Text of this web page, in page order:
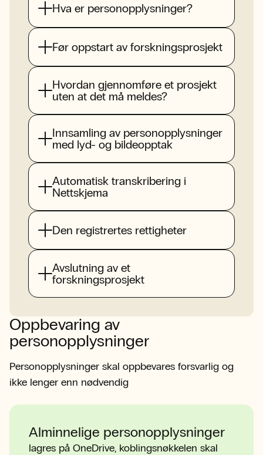
Hva er personopplysninger?
Før oppstart av forskningsprosjekt
Hvordan gjennomføre et prosjekt
uten at det må meldes?
Innsamling av personopplysninger
med lyd- og bildeopptak
Automatisk transkribering i
Nettskjema
Den registrertes rettigheter
Avslutning av et
forskningsprosjekt
Oppbevaring av
personopplysninger
Personopplysninger skal oppbevares forsvarlig og
ikke lenger enn nødvendig
Alminnelige personopplysninger
lagres på OneDrive, koblingsnøkkelen skal